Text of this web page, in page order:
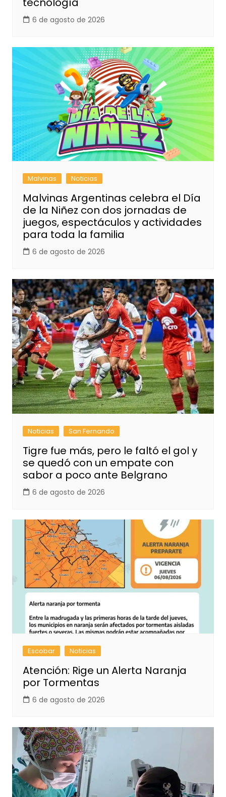
6 de agosto de 2026
Malvinas Noticias
Malvinas Argentinas celebra el Día
de la Niñez con dos jornadas de
juegos, espectáculos y actividades
para toda la familia
6 de agosto de 2026
Noticias San Fernando
Tigre fue más, pero le faltó el gol y
se quedó con un empate con
sabor a poco ante Belgrano
6 de agosto de 2026
Escobar Noticias
Atención: Rige un Alerta Naranja
por Tormentas
6 de agosto de 2026